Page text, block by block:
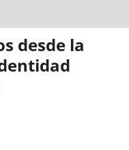
desde la